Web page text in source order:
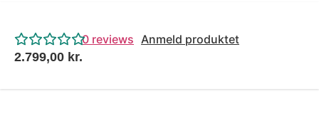
0 reviews Anmeld produktet
2.799,00 kr.